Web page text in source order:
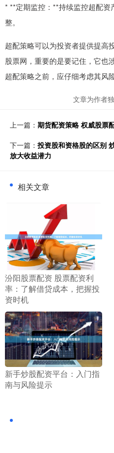
* **定期监控：**持续监控超配
整。
超配策略可以为投资者提供提高
股票网，重要的是要记住，它也
超配策略之前，应仔细考虑其风
文章为作者
上一篇： 期货配资策略 权威股票
下一篇： 投资股和资格股的区别
放大收益潜力
相关文章
​汾阳股票配资 股票配资利
率：了解借贷成本，把握投
资时机
​新手炒股配资平台：入门指
南与风险提示